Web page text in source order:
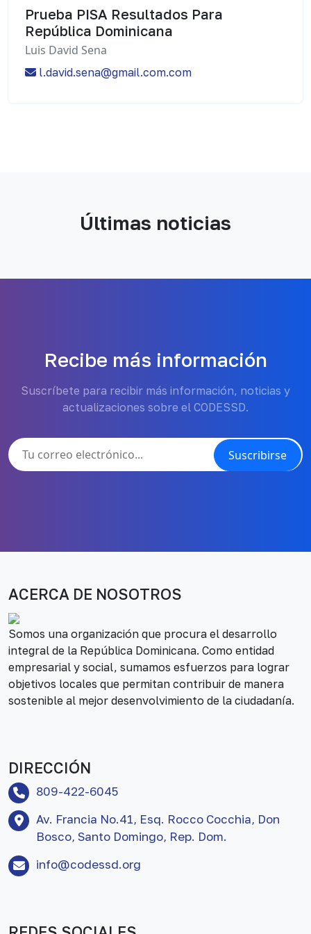
Prueba PISA Resultados Para
República Dominicana
Luis David Sena
l.david.sena@gmail.com.com
Últimas noticias
Recibe más información
Suscríbete para recibir más información, noticias y
actualizaciones sobre el CODESSD.
Suscribirse
ACERCA DE NOSOTROS
Somos una organización que procura el desarrollo
integral de la República Dominicana. Como entidad
empresarial y social, sumamos esfuerzos para lograr
objetivos locales que permitan contribuir de manera
sostenible al mejor desenvolvimiento de la ciudadanía.
DIRECCIÓN
809-422-6045
Av. Francia No.41, Esq. Rocco Cocchia, Don
Bosco, Santo Domingo, Rep. Dom.
info@codessd.org